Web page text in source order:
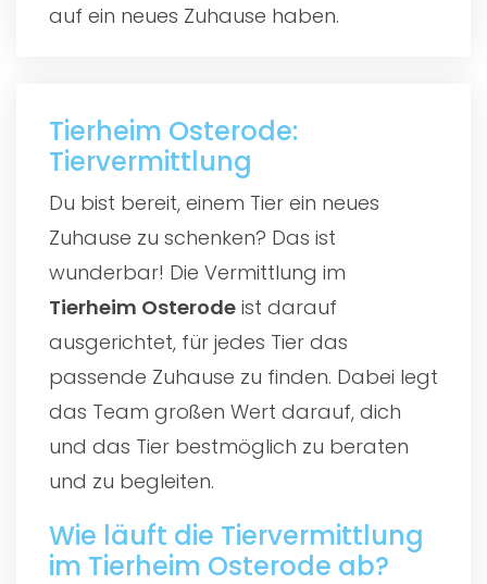
auf ein neues Zuhause haben.
Tierheim Osterode:
Tiervermittlung
Du bist bereit, einem Tier ein neues
Zuhause zu schenken? Das ist
wunderbar! Die Vermittlung im
Tierheim Osterode ist darauf
ausgerichtet, für jedes Tier das
passende Zuhause zu finden. Dabei legt
das Team großen Wert darauf, dich
und das Tier bestmöglich zu beraten
und zu begleiten.
Wie läuft die Tiervermittlung
im Tierheim Osterode ab?